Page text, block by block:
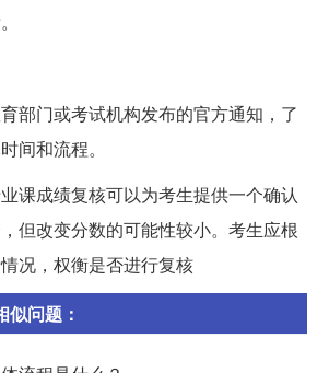
部门或考试机构发布的官方通知，了
间和流程。
课成绩复核可以为考生提供一个确认
但改变分数的可能性较小。考生应根
况，权衡是否进行复核
似问题：